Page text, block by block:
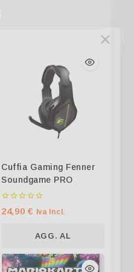
Cuffia Gaming Fenner
Soundgame PRO
0
su
24,90€ Iva Incl.
AGG. AL